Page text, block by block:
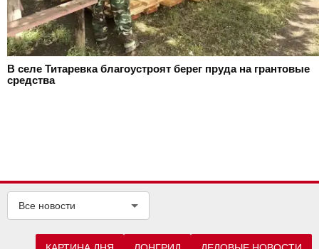
В селе Титаревка благоустроят берег пруда на грантовые
средства
Все новости